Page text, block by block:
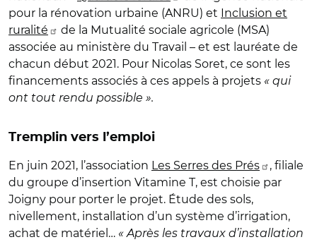
pour la rénovation urbaine (ANRU) et Inclusion et
ruralité
de la Mutualité sociale agricole (MSA)
associée au ministère du Travail – et est lauréate de
chacun début 2021. Pour Nicolas Soret, ce sont les
financements associés à ces appels à projets « qui
ont tout rendu possible ».
Tremplin vers l’emploi
En juin 2021, l’association Les Serres des Prés
, filiale
du groupe d’insertion Vitamine T, est choisie par
Joigny pour porter le projet. Étude des sols,
nivellement, installation d’un système d’irrigation,
achat de matériel… « Après les travaux d’installation